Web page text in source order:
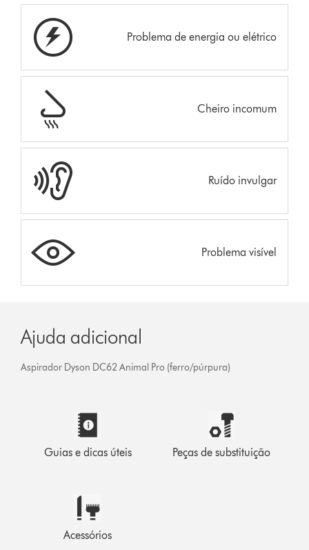
Problema de energia ou elétrico
Cheiro incomum
Ruído invulgar
Problema visível
Ajuda adicional
Aspirador Dyson DC62 Animal Pro (ferro/púrpura)
Guias e dicas úteis Peças de substituição
Acessórios